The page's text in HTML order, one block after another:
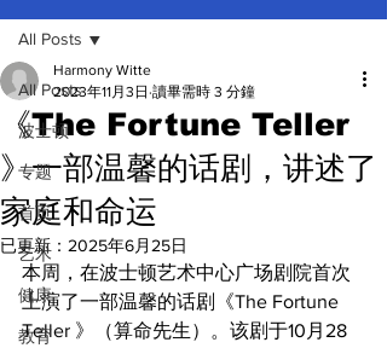
All Posts
波士顿
专题
首页
艺术
健康
教育
All Posts
《The Fortune Teller
》一部温馨的话剧，讲述了
家庭和命运
Harmony Witte
2023年11月3日 讀畢需時 3 分鐘
已更新： 2025年6月25日
本周，在波士顿艺术中心广场剧院首次
上演了一部温馨的话剧《The Fortune
Teller 》（算命先生）。该剧于10月28